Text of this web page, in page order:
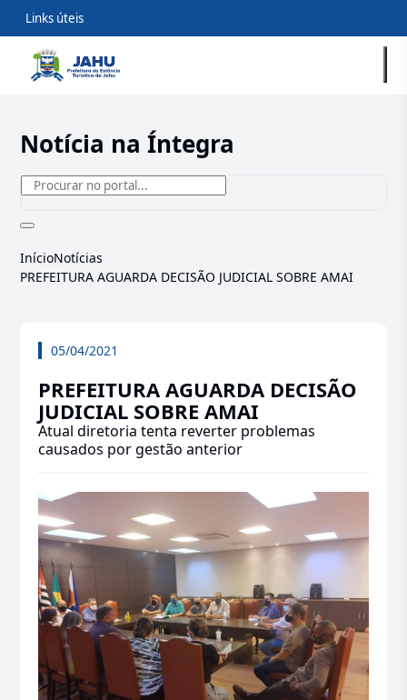
Links úteis
Notícia na Íntegra
InícioNotícias
PREFEITURA AGUARDA DECISÃO JUDICIAL SOBRE AMAI
05/04/2021
PREFEITURA AGUARDA DECISÃO
JUDICIAL SOBRE AMAI
Atual diretoria tenta reverter problemas
causados por gestão anterior